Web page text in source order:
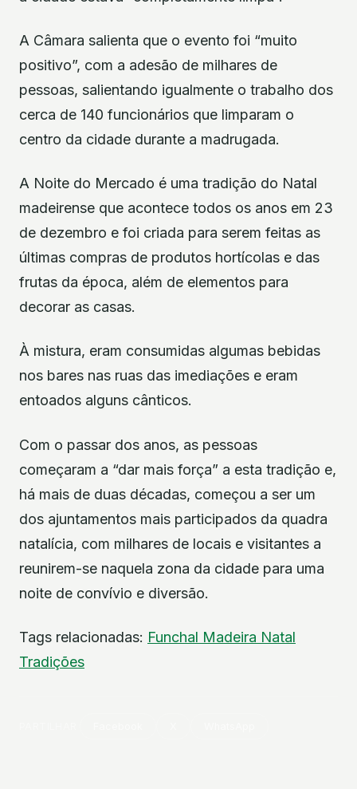
A Câmara salienta que o evento foi “muito
positivo”, com a adesão de milhares de
pessoas, salientando igualmente o trabalho dos
cerca de 140 funcionários que limparam o
centro da cidade durante a madrugada.
A Noite do Mercado é uma tradição do Natal
madeirense que acontece todos os anos em 23
de dezembro e foi criada para serem feitas as
últimas compras de produtos hortícolas e das
frutas da época, além de elementos para
decorar as casas.
À mistura, eram consumidas algumas bebidas
nos bares nas ruas das imediações e eram
entoados alguns cânticos.
Com o passar dos anos, as pessoas
começaram a “dar mais força” a esta tradição e,
há mais de duas décadas, começou a ser um
dos ajuntamentos mais participados da quadra
natalícia, com milhares de locais e visitantes a
reunirem-se naquela zona da cidade para uma
noite de convívio e diversão.
Tags relacionadas: Funchal Madeira Natal
Tradições